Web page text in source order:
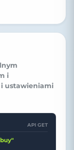
i
ustawieniami
API GET